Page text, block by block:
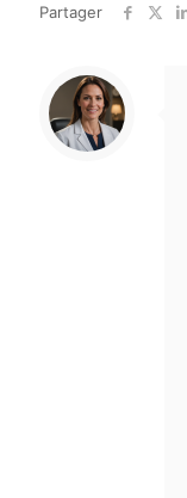
Partager